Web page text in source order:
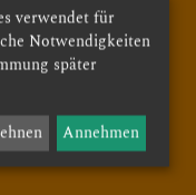
verwendet für
Notwendigkeiten
später
Annehmen